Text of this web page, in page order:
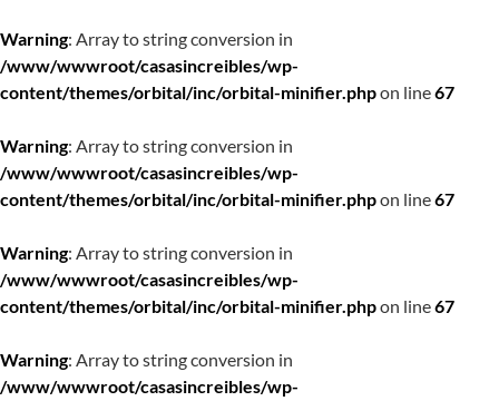
Warning: Array to string conversion in
/www/wwwroot/casasincreibles/wp-
content/themes/orbital/inc/orbital-minifier.phpon line67
Warning: Array to string conversion in
/www/wwwroot/casasincreibles/wp-
content/themes/orbital/inc/orbital-minifier.phpon line67
Warning: Array to string conversion in
/www/wwwroot/casasincreibles/wp-
content/themes/orbital/inc/orbital-minifier.phpon line67
Warning: Array to string conversion in
/www/wwwroot/casasincreibles/wp-